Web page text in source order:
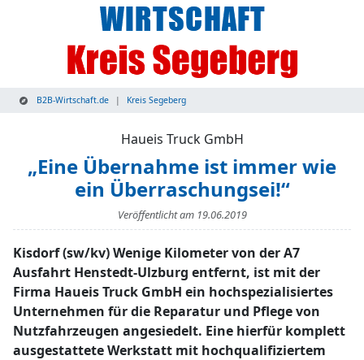
B2B-Wirtschaft.de Kreis Segeberg
Haueis Truck GmbH
„Eine Übernahme ist immer wie
ein Überraschungsei!“
Veröffentlicht am 19.06.2019
Kisdorf (sw/kv) Wenige Kilometer von der A7
Ausfahrt Henstedt-Ulzburg entfernt, ist mit der
Firma Haueis Truck GmbH ein hochspezialisiertes
Unternehmen für die Reparatur und Pflege von
Nutzfahrzeugen angesiedelt. Eine hierfür komplett
ausgestattete Werkstatt mit hochqualifiziertem